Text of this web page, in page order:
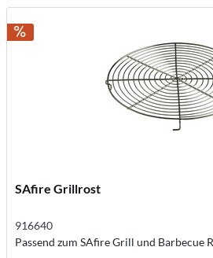
SAfire Grillrost
916640
Passend zum SAfire Grill und Barbecue